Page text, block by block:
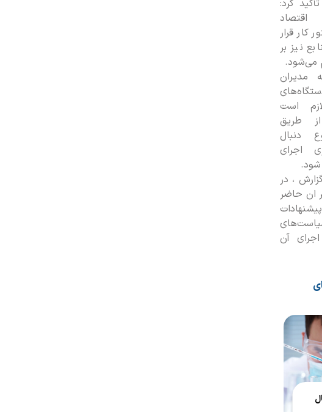
کرد:
کار قرار
نیز بر
می‌شود.
مدیران
است
طریق
دنبال
اجرای
در
حاضر
آن